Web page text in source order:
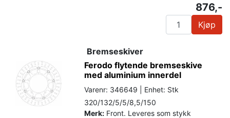
876,-
Kjøp
Bremseskiver
Ferodo flytende bremseskive
med aluminium innerdel
Varenr: 346649 | Enhet: Stk
320/132/5/5/8,5/150
Merk: Front. Leveres som stykk